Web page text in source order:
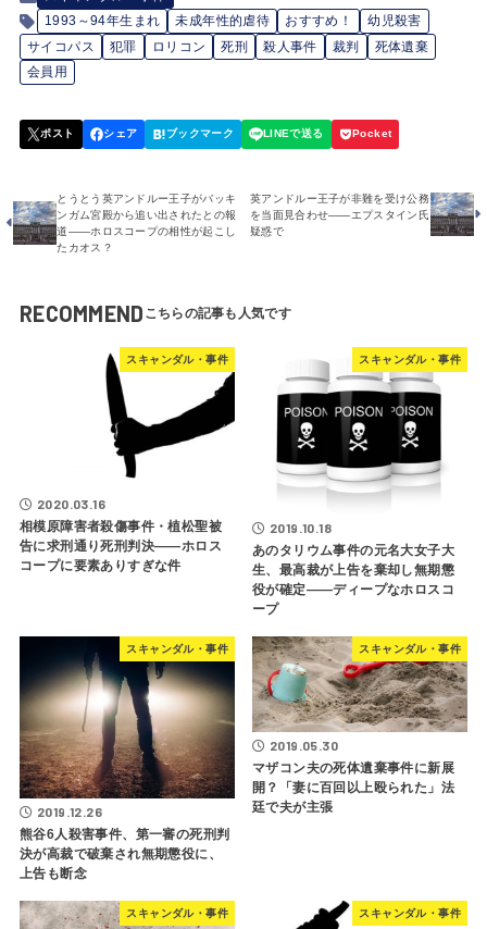
1993～94年生まれ
未成年性的虐待 おすすめ！
幼児殺害
サイコパス
犯罪 ロリコン 死刑 殺人事件 裁判
死体遺棄
会員用
とうとう英アンドルー王子がバッキ
ンガム宮殿から追い出されたとの報
道――ホロスコープの相性が起こし
たカオス？
英アンドルー王子が非難を受け公務
を当面見合わせ――エプスタイン氏
疑惑で
RECOMMEND
スキャンダル・事件
2020.03.16
相模原障害者殺傷事件・植松聖被
告に求刑通り死刑判決――ホロス
コープに要素ありすぎな件
スキャンダル・事件
2019.10.18
あのタリウム事件の元名大女子大
生、最高裁が上告を棄却し無期懲
役が確定――ディープなホロスコ
ープ
スキャンダル・事件
2019.12.26
熊谷6人殺害事件、第一審の死刑判
決が高裁で破棄され無期懲役に、
上告も断念
スキャンダル・事件
2019.05.30
マザコン夫の死体遺棄事件に新展
開？「妻に百回以上殴られた」法
廷で夫が主張
スキャンダル・事件 スキャンダル・事件